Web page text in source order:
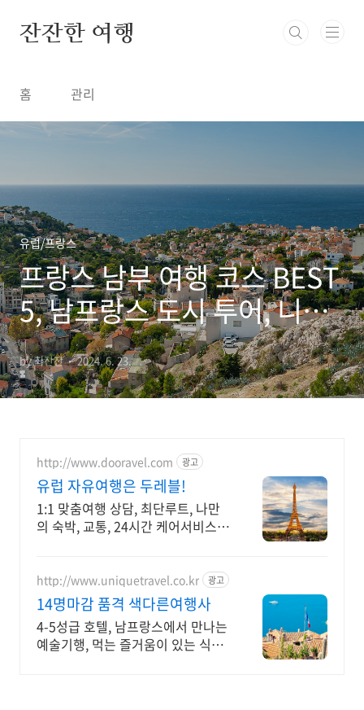
잔잔한 여행
홈 관리
유럽/프랑스
프랑스 남부 여행 코스 BEST
5, 남프랑스 도시 투어, 니스
마르세유 엑상프로방스 아를
모나코
by 최잔잔 2024. 6. 23.
http://www.dooravel.com 광고
유럽 자유여행은 두레블!
1:1 맞춤여행 상담, 최단루트, 나만
의 숙박, 교통, 24시간 케어서비스
http://www.uniquetravel.co.kr 광고
14명마감 품격 색다른여행사
4-5성급 호텔, 남프랑스에서 만나는
예술기행, 먹는 즐거움이 있는 식도